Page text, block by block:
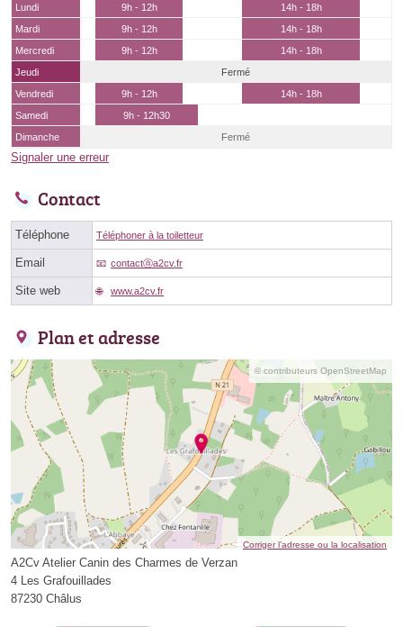
Lundi 9h - 12h
14h - 18h
Mardi
9h - 12h
14h - 18h
Mercredi
9h - 12h
14h - 18h
Jeudi
Fermé
Vendredi
9h - 12h
14h - 18h
Samedi
9h - 12h30
Dimanche
Fermé
Signaler une erreur
Contact
Téléphone Téléphoner à la toiletteur
Email contactⓐa2cv.fr
Site web www.a2cv.fr
Plan et adresse
© contributeurs OpenStreetMap
Corriger l’adresse ou la localisation
A2Cv Atelier Canin des Charmes de Verzan
4 Les Grafouillades
87230 Châlus